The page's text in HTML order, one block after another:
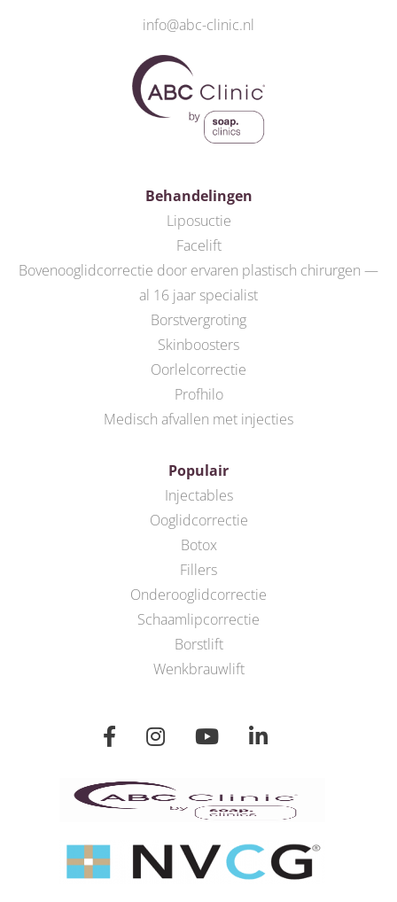
info@abc-clinic.nl
Behandelingen
Liposuctie
Facelift
Bovenooglidcorrectie door ervaren plastisch chirurgen —
al 16 jaar specialist
Borstvergroting
Skinboosters
Oorlelcorrectie
Profhilo
Medisch afvallen met injecties
Populair
Injectables
Ooglidcorrectie
Botox
Fillers
Onderooglidcorrectie
Schaamlipcorrectie
Borstlift
Wenkbrauwlift